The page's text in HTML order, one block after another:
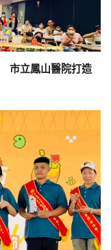
市立鳳山醫院打造